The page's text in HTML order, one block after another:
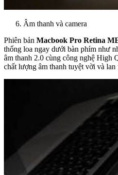
Âm thanh và camera
Phiên bản Macbook Pro Retina
thống loa ngay dưới bàn phím như
âm thanh 2.0 cùng công nghệ High
chất lượng âm thanh tuyệt vời và lan